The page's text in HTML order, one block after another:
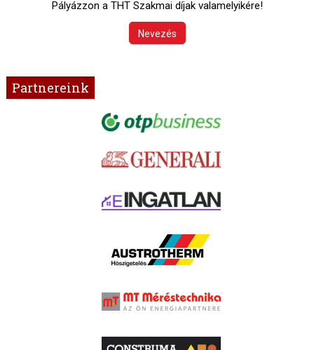
Pályázzon a THT Szakmai díjak valamelyikére!
Nevezés
Partnereink